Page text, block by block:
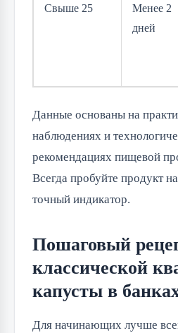
Свыше 25
Менее 2
дней
Данные основаны на
наблюдениях и
рекомендациях пищевой
Всегда пробуйте продукт
точный индикатор.
Пошаговый
классической
капусты в
Для начинающих лучше